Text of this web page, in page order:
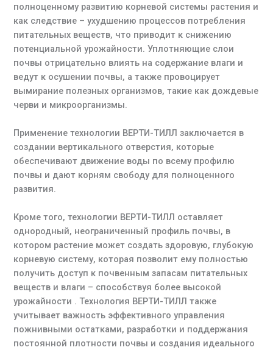
полноценному развитию корневой системы растения и
как следствие – ухудшению процессов потребления
питательных веществ, что приводит к снижению
потенциальной урожайности. Уплотняющие слои
почвы отрицательно влиять на содержание влаги и
ведут к осушении почвы, а также провоцирует
вымирание полезных организмов, такие как дождевые
черви и микроорганизмы.
Применение технологии ВЕРТИ-ТИЛЛ заключается в
создании вертикального отверстия, которые
обеспечивают движение воды по всему профилю
почвы и дают корням свободу для полноценного
развития.
Кроме того, технологии ВЕРТИ-ТИЛЛ оставляет
однородный, неограниченный профиль почвы, в
котором растение может создать здоровую, глубокую
корневую систему, которая позволит ему полностью
получить доступ к почвенным запасам питательных
веществ и влаги – способствуя более высокой
урожайности . Технология ВЕРТИ-ТИЛЛ также
учитывает важность эффективного управления
пожнивными остатками, разработки и поддержания
постоянной плотности почвы и создания идеального